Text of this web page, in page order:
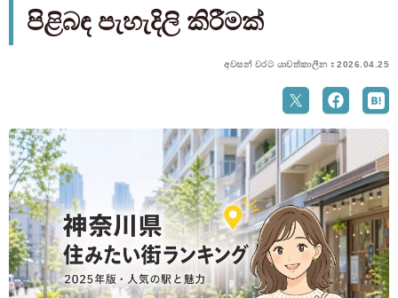
පිළිබඳ පැහැදිලි කිරීමක්
අවසන් වරට යාවත්කාලීන：2026.04.25